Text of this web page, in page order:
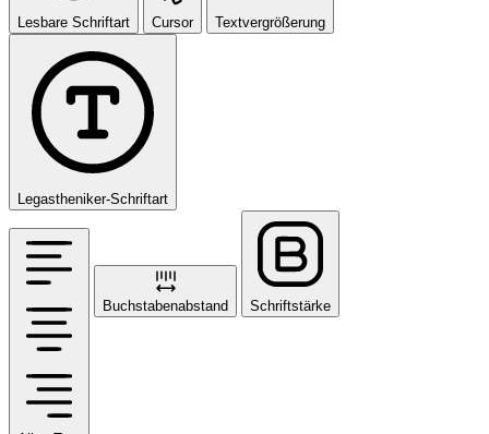
Lesbare Schriftart Cursor Textvergrößerung
Legastheniker-Schriftart
Buchstabenabstand Schriftstärke